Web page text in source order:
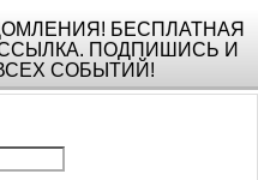
БЕСПЛАТНАЯ
ПОДПИШИСЬ И
СОБЫТИЙ!